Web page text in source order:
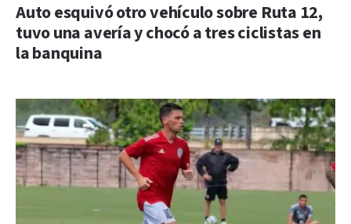
Auto esquivó otro vehículo sobre Ruta 12,
tuvo una avería y chocó a tres ciclistas en
la banquina